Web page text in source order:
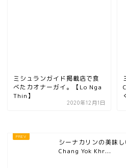
ミシュランガイド掲載店で食
べたカオナーガイ。【Lo Nga
Thin】
2020年12月1日
シーナカリンの美味
Chang Yok Khr...